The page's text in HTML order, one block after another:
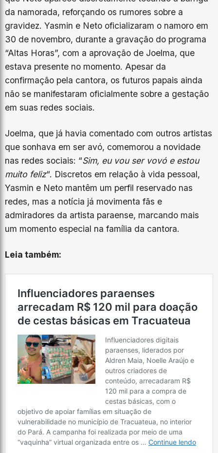
da namorada, reforçando os rumores sobre a
gravidez. Yasmin e Neto oficializaram o namoro em
30 de novembro, durante a gravação do programa
“Altas Horas”, com a aprovação de Joelma, que
estava presente no momento. Apesar da
confirmação pela cantora, os futuros papais ainda
não se manifestaram oficialmente sobre a gestação
em suas redes sociais.
Joelma, que já havia comentado com outros artistas
que sonhava em ser avó, comemorou a novidade
nas redes sociais: “Sim, eu vou ser vovó e estou
muito feliz“. Discretos em relação à vida pessoal,
Yasmin e Neto mantêm um perfil reservado nas
redes, mas a notícia já movimenta fãs e
admiradores da artista paraense, marcando mais
um momento especial na família da cantora.
Leia também: